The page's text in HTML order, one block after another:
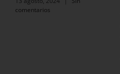
comentarios